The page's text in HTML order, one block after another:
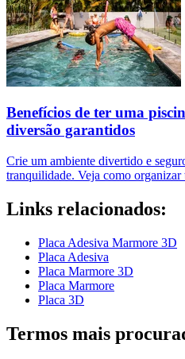
Benefícios de ter uma
diversão garantidos
Crie um ambiente divertido e
tranquilidade. Veja como
Links relacionados:
Placa Adesiva Marmore 3D
Placa Adesiva
Placa Marmore 3D
Placa Marmore
Placa 3D
Termos mais